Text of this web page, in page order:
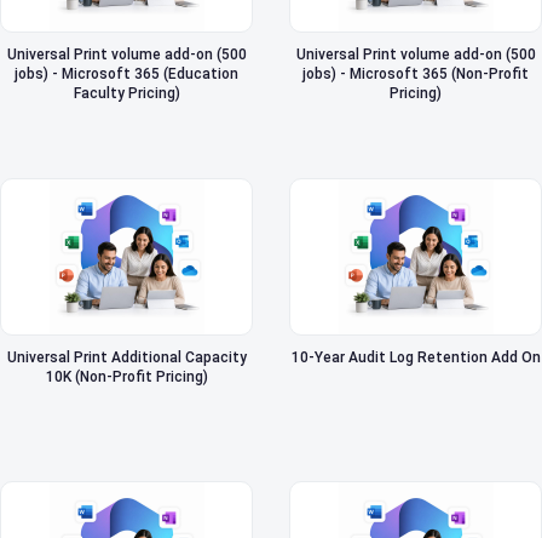
Universal Print volume add-on (500
jobs) - Microsoft 365 (Education
Faculty Pricing)
Universal Print volume add-on (500
jobs) - Microsoft 365 (Non-Profit
Pricing)
Universal Print Additional Capacity
10K (Non-Profit Pricing)
10-Year Audit Log Retention Add On